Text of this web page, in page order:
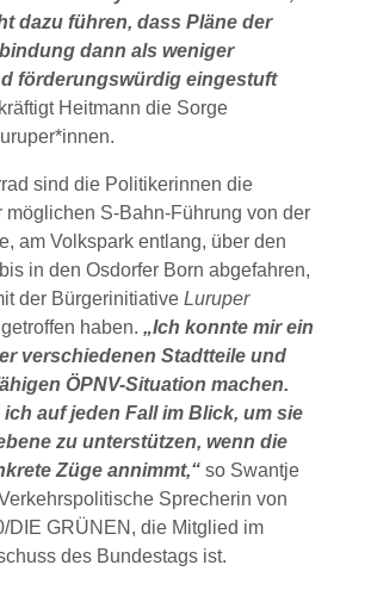
dazu führen, dass Pläne der
dann als weniger
förderungswürdig eingestuft
Heitmann die Sorge
sind die Politikerinnen die
möglichen S-Bahn-Führung von der
am Volkspark entlang, über den
in den Osdorfer Born abgefahren,
der Bürgerinitiative Luruper
getroffen haben. „Ich konnte mir ein
verschiedenen Stadtteile und
ÖPNV-Situation machen.
auf jeden Fall im Blick, um sie
zu unterstützen, wenn die
Züge annimmt,“ so Swantje
Sprecherin von
DIE GRÜNEN, die Mitglied im
des Bundestags ist.